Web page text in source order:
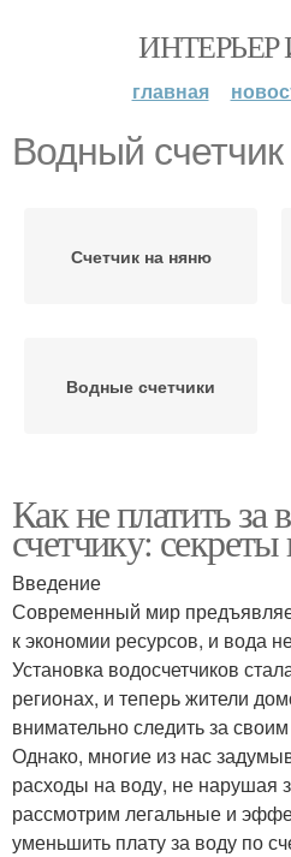
ИНТЕРЬЕР
главная
Водный счетчик
Счетчик на няню
Водные счетчики
Как не платить за
счетчику:
Введение
Современный мир
к экономии ресурсов, и вода
Установка водосчетчиков
регионах, и теперь жители
внимательно следить за
Однако, многие из нас
расходы на воду, не нарушая
рассмотрим легальные и
уменьшить плату за воду по